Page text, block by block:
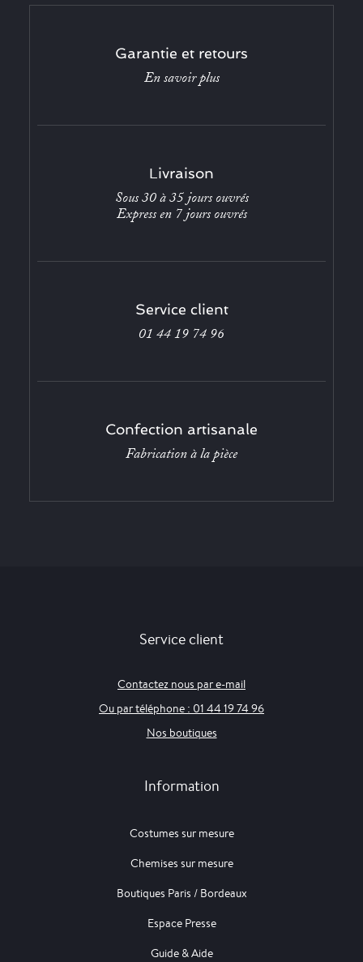
Garantie et retours
En savoir plus
Livraison
Sous 30 à 35 jours ouvrés
Express en 7 jours ouvrés
Service client
01 44 19 74 96
Confection artisanale
Fabrication à la pièce
Service client
Contactez nous par e-mail
Ou par téléphone : 01 44 19 74 96
Nos boutiques
Information
Costumes sur mesure
Chemises sur mesure
Boutiques Paris / Bordeaux
Espace Presse
Guide & Aide